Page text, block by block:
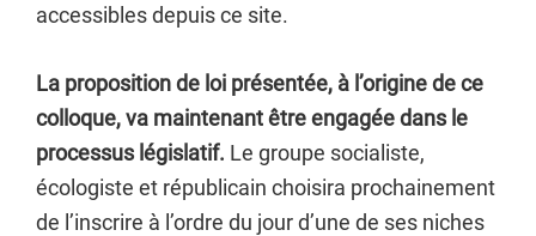
accessibles depuis ce site.
La proposition de loi présentée, à l’origine de ce
colloque, va maintenant être engagée dans le
processus législatif. Le groupe socialiste,
écologiste et républicain choisira prochainement
de l’inscrire à l’ordre du jour d’une de ses niches